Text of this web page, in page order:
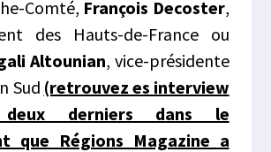
Comté, François Decoster,
des Hauts-de-France ou
Altounian, vice-présidente
Sud (retrouvez es interview
derniers dans le
que Régions Magazine a